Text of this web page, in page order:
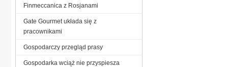
Finmeccanica z Rosjanami
Gate Gourmet układa się z
pracownikami
Gospodarczy przegląd prasy
Gospodarka wciąż nie przyspiesza